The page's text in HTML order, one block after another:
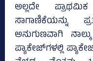
ಅಲ್ಲದೇ
ಸಾಗಾಣಿಕೆಯನ್ನು
ಅನುಗುಣವಾಗಿ
ಪ್ಯಾಕೇಜ್‌ಗಳಲ್ಲಿ